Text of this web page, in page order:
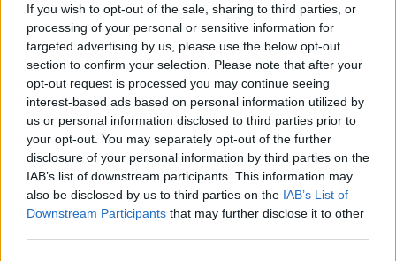
If you wish to opt-out of the sale, sharing to third parties, or
processing of your personal or sensitive information for
targeted advertising by us, please use the below opt-out
section to confirm your selection. Please note that after your
opt-out request is processed you may continue seeing
interest-based ads based on personal information utilized by
us or personal information disclosed to third parties prior to
your opt-out. You may separately opt-out of the further
disclosure of your personal information by third parties on the
IAB’s list of downstream participants. This information may
also be disclosed by us to third parties on the IAB’s List of
Downstream Participants that may further disclose it to other
ZGŁOŚ POPRAWKĘ
3. chociaż
Definicja